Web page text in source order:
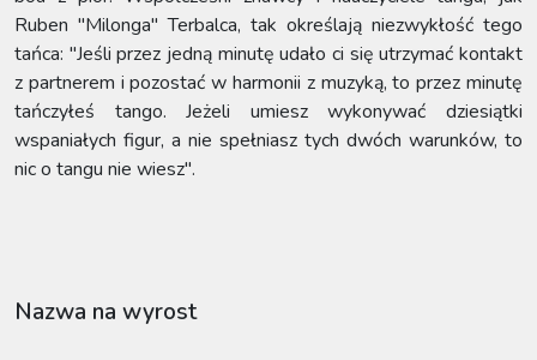
Ruben "Milonga" Terbalca, tak określają niezwykłość tego
tańca: "Jeśli przez jedną minutę udało ci się utrzymać kontakt
z partnerem i pozostać w harmonii z muzyką, to przez minutę
tańczyłeś tango. Jeżeli umiesz wykonywać dziesiątki
wspaniałych figur, a nie spełniasz tych dwóch warunków, to
nic o tangu nie wiesz".
Nazwa na wyrost